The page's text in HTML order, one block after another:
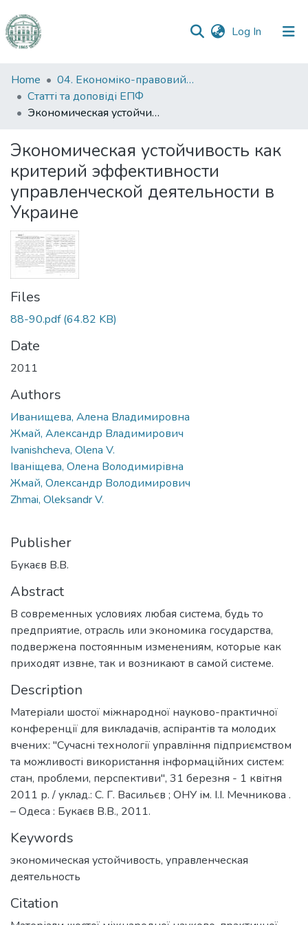
Log In (current)
Communities
&
Collections
Statistics
Home
04. Економіко-правовий факультет
Статті та доповіді ЕПФ
Экономическая устойчивость как критерий эффективности управленческой деятельности в Украине
Экономическая устойчивость как
критерий эффективности
управленческой деятельности в
Украине
Files
88-90.pdf(64.82 KB)
Date
2011
Authors
Иванищева, Алена Владимировна
Жмай, Александр Владимирович
Ivanishcheva, Olena V.
Іваніщева, Олена Володимирівна
Жмай, Олександр Володимирович
Zhmai, Oleksandr V.
Publisher
Букаєв В.В.
Abstract
В современных условиях любая система, будь то
предприятие, отрасль или экономика государства,
подвержена постоянным изменениям, которые как
приходят извне, так и возникают в самой системе.
Description
Матеріали шостої міжнародної науково-практичної
конференції для викладачів, аспірантів та молодих
вчених: "Сучасні технології управління підприємством
та можливості використання інформаційних систем:
стан, проблеми, перспективи", 31 березня - 1 квітня
2011 р. / уклад.: С. Г. Васильєв ; ОНУ ім. І.І. Мечникова .
– Одеса : Букаєв В.В., 2011.
Keywords
экономическая устойчивость, управленческая
деятельность
Citation